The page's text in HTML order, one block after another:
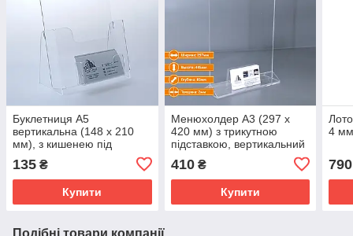
Буклетниця А5
вертикальна (148 х 210
мм), з кишенею під
135 ₴
Купити
Менюхолдер А3 (297 х
420 мм) з трикутною
підставкою, вертикальний
із візитівкою, акрил 2 мм
410₴
Купити
4
790
Подібні товари компанії